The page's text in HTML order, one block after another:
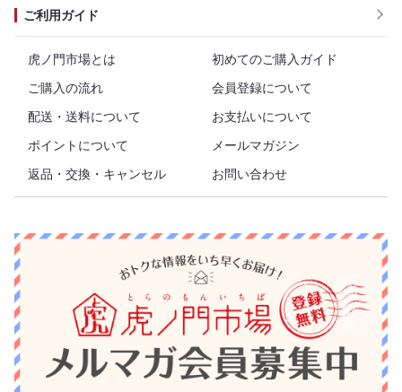
ご利用ガイド
虎ノ門市場とは
初めてのご購入ガイド
ご購入の流れ
会員登録について
配送・送料について
お支払いについて
ポイントについて
メールマガジン
返品・交換・キャンセル
お問い合わせ